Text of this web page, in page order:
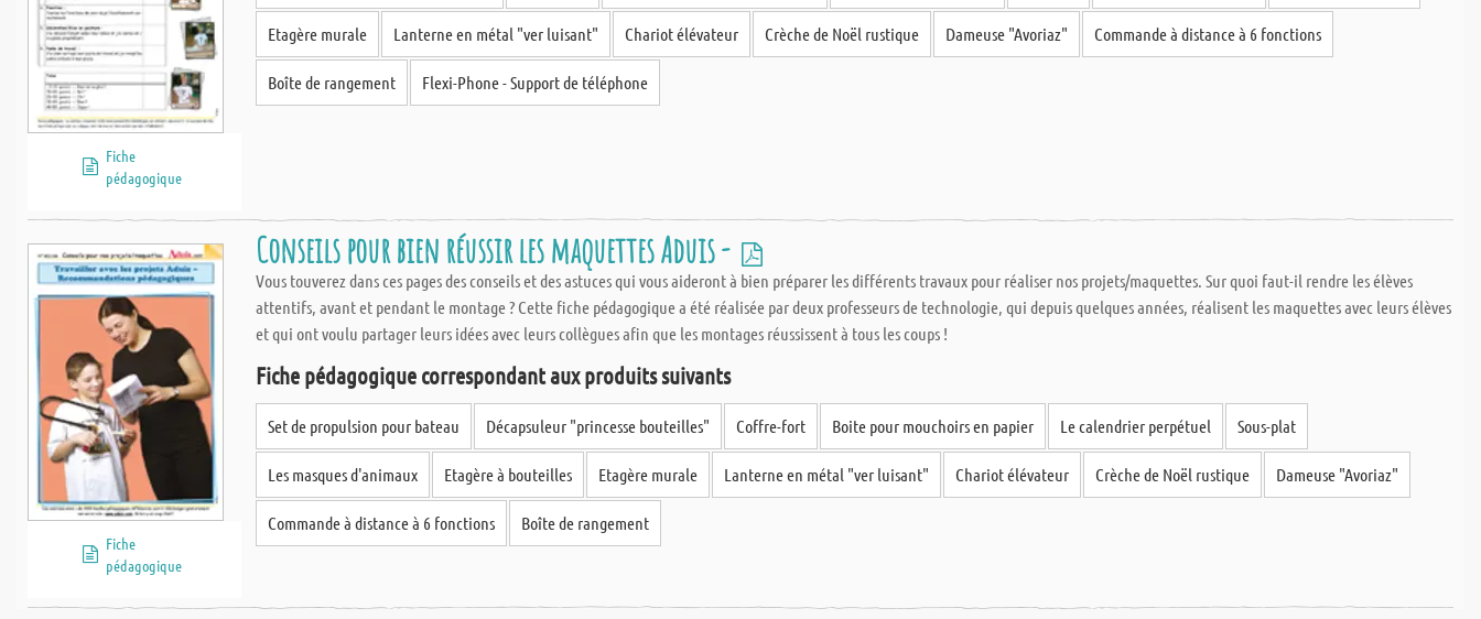
Fiche
pédagogique
Etagère murale Lanterne en métal "ver luisant" Chariot élévateur Crèche de Noël rustique Dameuse "Avoriaz" Commande à distance à 6 fonctions
Boîte de rangement Flexi-Phone - Support de téléphone
Fiche
pédagogique
Conseils pour bien réussir les maquettes Aduis -
Vous touverez dans ces pages des conseils et des astuces qui vous aideront à bien préparer les différents travaux pour réaliser nos projets/maquettes. Sur quoi faut-il rendre les élèves
attentifs, avant et pendant le montage ? Cette fiche pédagogique a été réalisée par deux professeurs de technologie, qui depuis quelques années, réalisent les maquettes avec leurs élèves
et qui ont voulu partager leurs idées avec leurs collègues afin que les montages réussissent à tous les coups !
Fiche pédagogique correspondant aux produits suivants
Set de propulsion pour bateau Décapsuleur "princesse bouteilles" Coffre-fort Boite pour mouchoirs en papier Le calendrier perpétuel Sous-plat
Les masques d'animaux Etagère à bouteilles Etagère murale Lanterne en métal "ver luisant" Chariot élévateur Crèche de Noël rustique Dameuse "Avoriaz"
Commande à distance à 6 fonctions Boîte de rangement